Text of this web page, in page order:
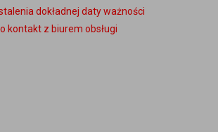
dokładnej daty ważności
kontakt z biurem obsługi